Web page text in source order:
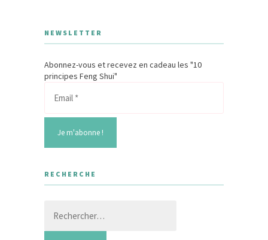
NEWSLETTER
Abonnez-vous et recevez en cadeau les "10
principes Feng Shui"
RECHERCHE